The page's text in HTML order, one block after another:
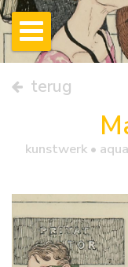
terug
kunstwerk •